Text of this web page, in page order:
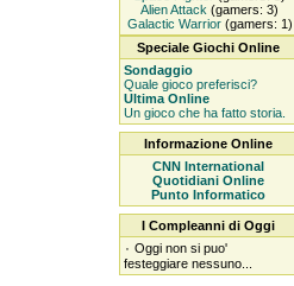
Alien Attack (gamers: 3)
Galactic Warrior(gamers: 1)
Speciale Giochi Online
Sondaggio
Quale gioco preferisci?
Ultima Online
Un gioco che ha fatto storia.
Informazione Online
CNN International
Quotidiani Online
Punto Informatico
I Compleanni di Oggi
۰ Oggi non si puo'
festeggiare nessuno...